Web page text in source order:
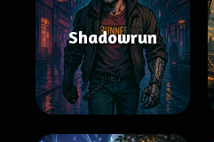
Shadowrun